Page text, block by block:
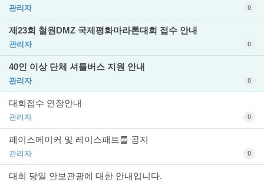
관리자 0
제23회 철원DMZ 국제평화마라톤대회 접수 안내
관리자 0
40인 이상 단체 셔틀버스 지원 안내
관리자 0
대회접수 연장안내
관리자 0
페이스메이커 및 레이스패트롤 공지
관리자 0
대회 당일 안보관광에 대한 안내입니다.